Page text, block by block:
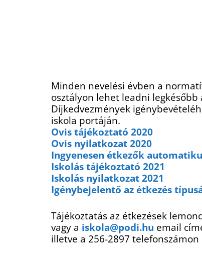
Minden nevelési évben a
osztályon lehet leadni
Díjkedvezmények
iskola portáján.
Ovis tájékoztató 2020
Ovis nyilatkozat 2020
Ingyenesen étkezők
Iskolás tájékoztató 2021
Iskolás nyilatkozat 2021
Igénybejelentő az étkezés
Tájékoztatás az étkezések
vagy a iskola@podi.hu email
illetve a 256-2897